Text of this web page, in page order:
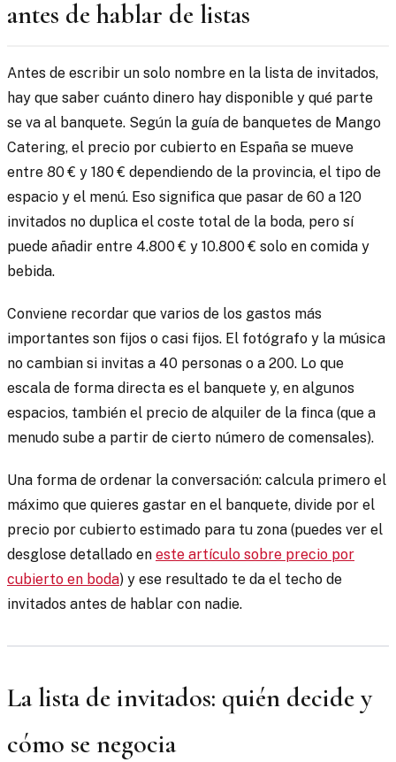
antes de hablar de listas
Antes de escribir un solo nombre en la lista de invitados,
hay que saber cuánto dinero hay disponible y qué parte
se va al banquete. Según la guía de banquetes de Mango
Catering, el precio por cubierto en España se mueve
entre 80 € y 180 € dependiendo de la provincia, el tipo de
espacio y el menú. Eso significa que pasar de 60 a 120
invitados no duplica el coste total de la boda, pero sí
puede añadir entre 4.800 € y 10.800 € solo en comida y
bebida.
Conviene recordar que varios de los gastos más
importantes son fijos o casi fijos. El fotógrafo y la música
no cambian si invitas a 40 personas o a 200. Lo que
escala de forma directa es el banquete y, en algunos
espacios, también el precio de alquiler de la finca (que a
menudo sube a partir de cierto número de comensales).
Una forma de ordenar la conversación: calcula primero el
máximo que quieres gastar en el banquete, divide por el
precio por cubierto estimado para tu zona (puedes ver el
desglose detallado en este artículo sobre precio por
cubierto en boda) y ese resultado te da el techo de
invitados antes de hablar con nadie.
La lista de invitados: quién decide y
cómo se negocia